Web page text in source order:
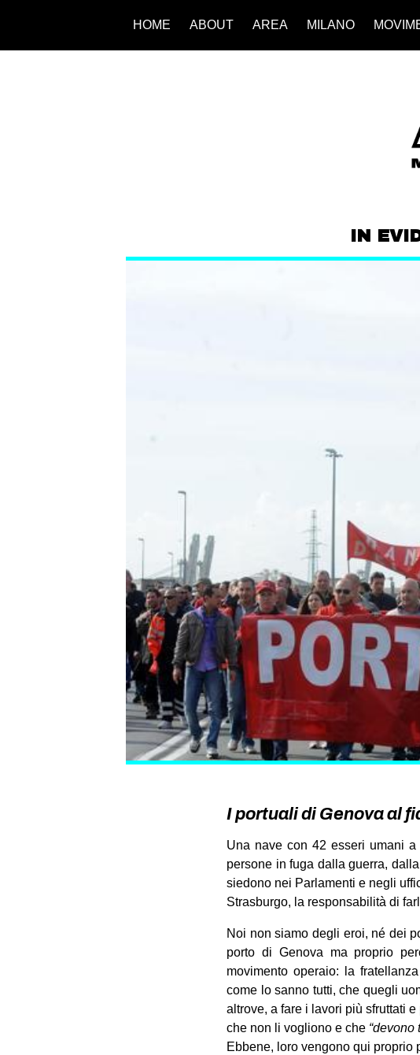
HOME ABOUT AREA MILANO
IN
I portuali di Genova al
Una nave con 42 esseri umani
persone in fuga dalla guerra,
siedono nei Parlamenti e negli
Strasburgo, la responsabilità di
Noi non siamo degli eroi, né dei
porto di Genova ma proprio
movimento operaio: la
come lo sanno tutti, che quegli
altrove, a fare i lavori più sfruttati
che non li vogliono e che “devono
Ebbene, loro vengono qui proprio